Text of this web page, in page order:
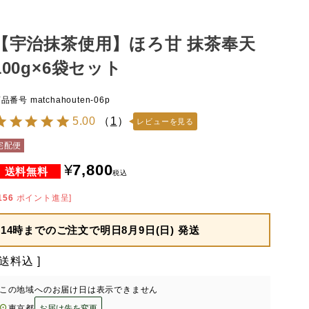
宇治抹茶使用】ほろ甘 抹茶奉天
袋セット
番号 matchahouten-06p
5.00 （ 1） レビューを見る
配便
¥7,800税込
ポイント進呈]
14時までのご注文で明日8月9日(日) 発送
料込
の地域へのお届け日は表示できません